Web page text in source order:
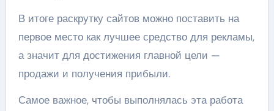
В итоге раскрутку сайтов можно поставить на
первое место как лучшее средство для рекламы,
а значит для достижения главной цели —
продажи и получения прибыли.
Самое важное, чтобы выполнялась эта работа